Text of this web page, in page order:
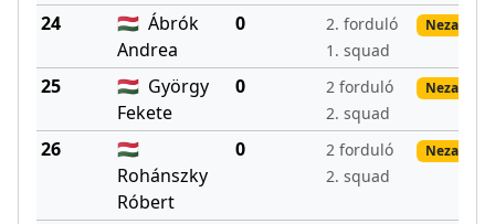
24 🇭🇺 Ábrók
Andrea
0
2. forduló
1. squad
25 🇭🇺 György
Fekete
0
2 forduló
2. squad
26
🇭🇺
Rohánszky
Róbert
0
2 forduló
2. squad